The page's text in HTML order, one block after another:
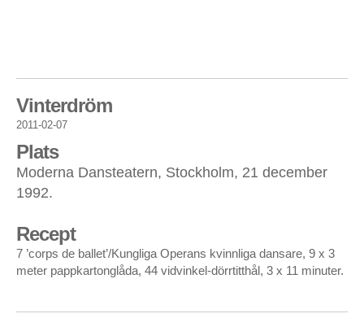
Vinterdröm
2011-02-07
Plats
Moderna Dansteatern, Stockholm, 21 december
1992.
Recept
7 ’corps de ballet’/Kungliga Operans kvinnliga dansare, 9 x 3
meter pappkartonglåda, 44 vidvinkel-dörrtitthål, 3 x 11 minuter.